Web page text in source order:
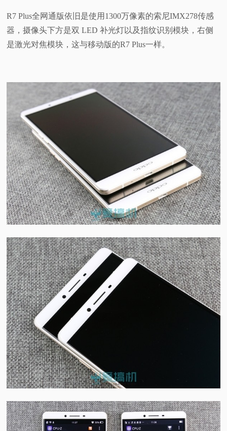
R7 Plus全网通版依旧是使用1300万像素的索尼IMX278传感
器，摄像头下方是双 LED 补光灯以及指纹识别模块，右侧
是激光对焦模块，这与移动版的R7 Plus一样。